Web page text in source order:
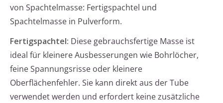
von Spachtelmasse: Fertigspachtel und
Spachtelmasse in Pulverform.
Fertigspachtel: Diese gebrauchsfertige Masse ist
ideal für kleinere Ausbesserungen wie Bohrlöcher,
feine Spannungsrisse oder kleinere
Oberflächenfehler. Sie kann direkt aus der Tube
verwendet werden und erfordert keine zusätzliche